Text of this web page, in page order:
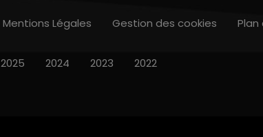
Mentions Légales Gestion des cookies Plan
2025 2024 2023 2022